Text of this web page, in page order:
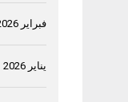
فبراير 2026
يناير 2026